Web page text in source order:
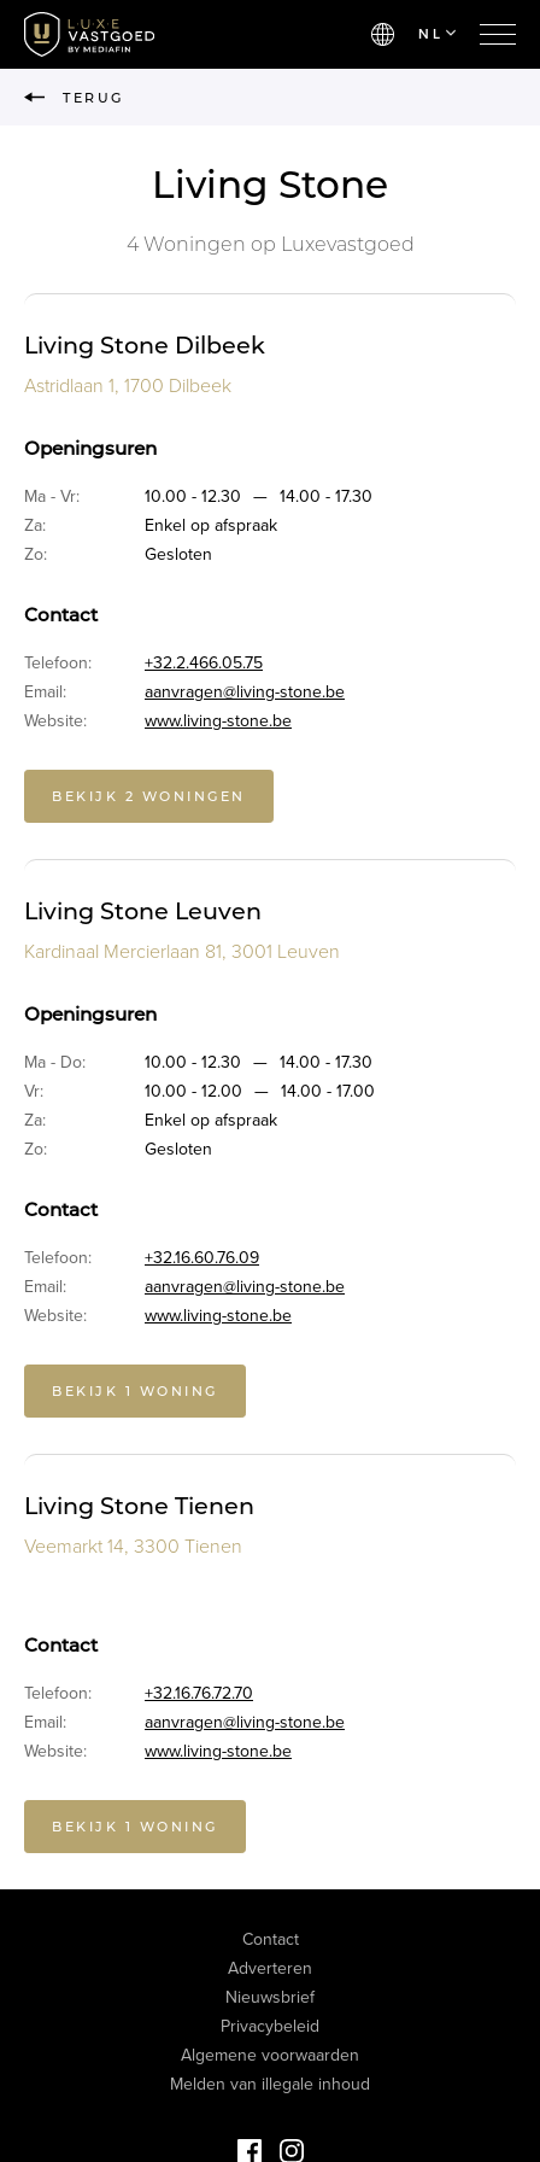
NL
TERUG
Living Stone
4 Woningen op Luxevastgoed
Living Stone Dilbeek
Astridlaan 1, 1700 Dilbeek
Openingsuren
Ma - Vr: 10.00 - 12.30 — 14.00 - 17.30
Za:
Enkel op afspraak
Zo:
Gesloten
Contact
Telefoon:
+32.2.466.05.75
Email:
aanvragen@living-stone.be
Website:
www.living-stone.be
BEKIJK 2 WONINGEN
Living Stone Leuven
Kardinaal Mercierlaan 81, 3001 Leuven
Openingsuren
Ma - Do: 10.00 - 12.30 — 14.00 - 17.30
Vr:
10.00 - 12.00 — 14.00 - 17.00
Za:
Enkel op afspraak
Zo:
Gesloten
Contact
Telefoon:
+32.16.60.76.09
Email:
aanvragen@living-stone.be
Website:
www.living-stone.be
BEKIJK 1 WONING
Living Stone Tienen
Veemarkt 14, 3300 Tienen
Contact
Telefoon:
+32.16.76.72.70
Email:
aanvragen@living-stone.be
Website:
www.living-stone.be
BEKIJK 1 WONING
Contact
Adverteren
Nieuwsbrief
Privacybeleid
Algemene voorwaarden
Melden van illegale inhoud
Facebook Luxevastgoed
Instagram Luxevastgoed